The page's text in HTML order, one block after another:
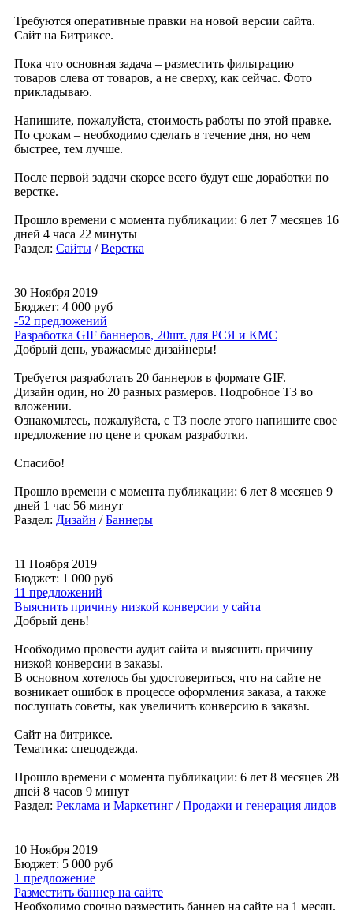
Требуются оперативные правки на новой версии сайта.
Сайт на Битриксе.
Пока что основная задача – разместить фильтрацию
товаров слева от товаров, а не сверху, как сейчас. Фото
прикладываю.
Напишите, пожалуйста, стоимость работы по этой правке.
По срокам – необходимо сделать в течение дня, но чем
быстрее, тем лучше.
После первой задачи скорее всего будут еще доработки по
верстке.
Прошло времени с момента публикации: 6 лет 7 месяцев 16
дней 4 часа 22 минуты
Раздел: Сайты /Верстка
30 Ноября 2019
Бюджет: 4 000 руб
-52 предложений
Разработка GIF баннеров, 20шт. для РСЯ и КМС
Добрый день, уважаемые дизайнеры!
Требуется разработать 20 баннеров в формате GIF.
Дизайн один, но 20 разных размеров. Подробное ТЗ во
вложении.
Ознакомьтесь, пожалуйста, с ТЗ после этого напишите свое
предложение по цене и срокам разработки.
Спасибо!
Прошло времени с момента публикации: 6 лет 8 месяцев 9
дней 1 час 56 минут
Раздел: Дизайн /Баннеры
11 Ноября 2019
Бюджет: 1 000 руб
11 предложений
Выяснить причину низкой конверсии у сайта
Добрый день!
Необходимо провести аудит сайта и выяснить причину
низкой конверсии в заказы.
В основном хотелось бы удостовериться, что на сайте не
возникает ошибок в процессе оформления заказа, а также
послушать советы, как увеличить конверсию в заказы.
Сайт на битриксе.
Тематика: спецодежда.
Прошло времени с момента публикации: 6 лет 8 месяцев 28
дней 8 часов 9 минут
Раздел: Реклама и Маркетинг /Продажи и генерация лидов
10 Ноября 2019
Бюджет: 5 000 руб
1 предложение
Разместить баннер на сайте
Необходимо срочно разместить баннер на сайте на 1 месяц.